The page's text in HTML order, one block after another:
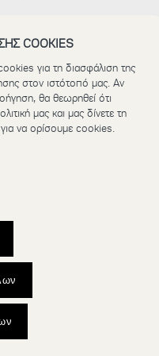
palace.gr
| Mediterranean Palace ©
COOKIES
για τη διασφάλιση της
στον ιστότοπό μας. Αν
θα θεωρηθεί ότι
μας και μας δίνετε τη
να ορίσουμε cookies.